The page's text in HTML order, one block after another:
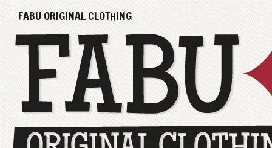
FABU ORIGINAL CLOTHING